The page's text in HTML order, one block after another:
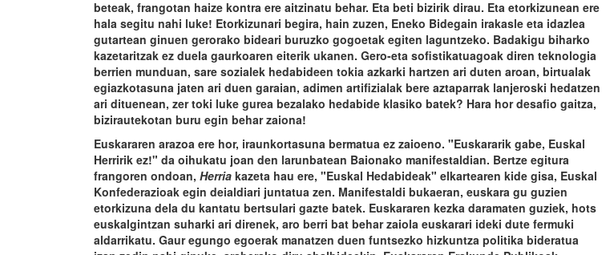
beteak, frangotan haize kontra ere aitzinatu behar. Eta beti bizirik dirau. Eta etorkizunean ere
hala segitu nahi luke! Etorkizunari begira, hain zuzen, Eneko Bidegain irakasle eta idazlea
gutartean ginuen gerorako bideari buruzko gogoetak egiten laguntzeko. Badakigu biharko
kazetaritzak ez duela gaurkoaren eiterik ukanen. Gero-eta sofistikatuagoak diren teknologia
berrien munduan, sare sozialek hedabideen tokia azkarki hartzen ari duten aroan, birtualak
egiazkotasuna jaten ari duen garaian, adimen artifizialak bere aztaparrak lanjeroski hedatzen
ari dituenean, zer toki luke gurea bezalako hedabide klasiko batek? Hara hor desafio gaitza,
bizirautekotan buru egin behar zaiona!
Euskararen arazoa ere hor, iraunkortasuna bermatua ez zaioeno. "Euskararik gabe, Euskal
Herririk ez!" da oihukatu joan den larunbatean Baionako manifestaldian. Bertze egitura
frangoren ondoan, Herria kazeta hau ere, "Euskal Hedabideak" elkartearen kide gisa, Euskal
Konfederazioak egin deialdiari juntatua zen. Manifestaldi bukaeran, euskara gu guzien
etorkizuna dela du kantatu bertsulari gazte batek. Euskararen kezka daramaten guziek, hots
euskalgintzan suharki ari direnek, aro berri bat behar zaiola euskarari ideki dute fermuki
aldarrikatu. Gaur egungo egoerak manatzen duen funtsezko hizkuntza politika bideratua